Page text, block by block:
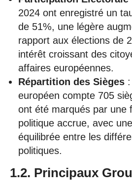
2024 ont enregistré un
de 51%, une légère
rapport aux élections de
intérêt croissant des
affaires européennes.
Répartition des Sièges
européen compte 705
ont été marqués par une
politique accrue, avec
équilibrée entre les
politiques.
1.2. Principaux